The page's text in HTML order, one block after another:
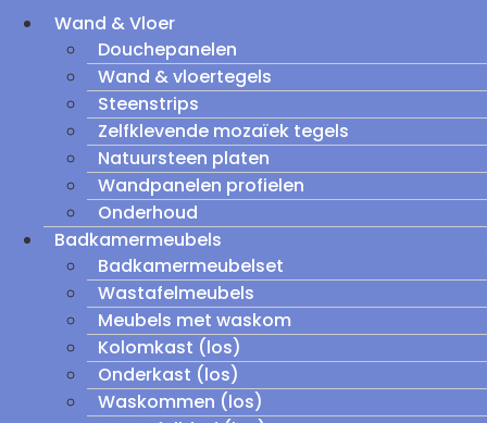
Wand & Vloer
Douchepanelen
Wand & vloertegels
Steenstrips
Zelfklevende mozaïek tegels
Natuursteen platen
Wandpanelen profielen
Onderhoud
Badkamermeubels
Badkamermeubelset
Wastafelmeubels
Meubels met waskom
Kolomkast (los)
Onderkast (los)
Waskommen (los)